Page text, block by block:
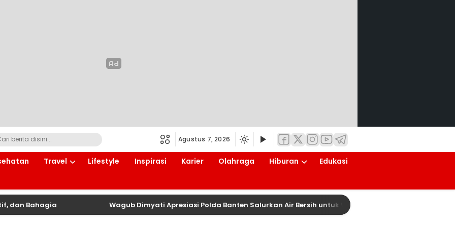
Agustus 7, 2026
Travel Lifestyle Inspirasi Karier Olahraga Hiburan
Edukasi
Bahagia Wagub Dimyati Apresiasi Polda Banten Salurkan Air Bersih untuk Warga Terdampak Kekeringan